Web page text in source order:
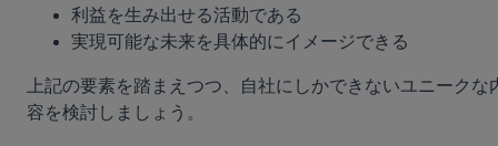
利益を生み出せる活動である
実現可能な未来を具体的にイメージできる
上記の要素を踏まえつつ、自社にしかできないユニークな
容を検討しましょう。